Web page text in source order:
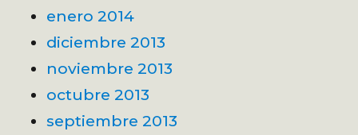
enero 2014
diciembre 2013
noviembre 2013
octubre 2013
septiembre 2013